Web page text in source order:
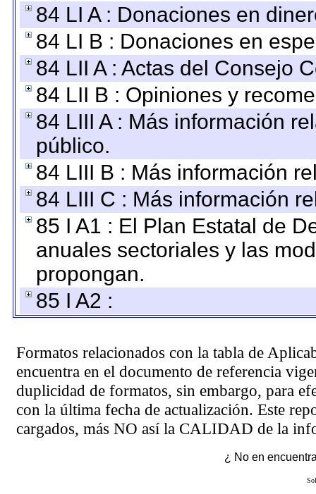
84 LI A : Donaciones en
84 LI B : Donaciones en
84 LII A : Actas del Consejo
84 LII B : Opiniones y
84 LIII A : Más información
público.
84 LIII B : Más información
84 LIII C : Más información
85 I A1 : El Plan Estatal de
anuales sectoriales y las
propongan.
85 I A2 :
Formatos relacionados con la tabla de
encuentra en el documento de referencia
duplicidad de formatos, sin embargo, para
con la última fecha de actualización. Este
cargados, más NO así la CALIDAD de la
¿ No en